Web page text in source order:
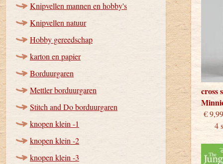
Knipvellen mannen en hobby's
Knipvellen natuur
Hobby gereedschap
karton en papier
Borduurgaren
Mettler borduurgaren
Stitch and Do borduurgaren
knopen klein -1
knopen klein -2
knopen klein -3
cross
4